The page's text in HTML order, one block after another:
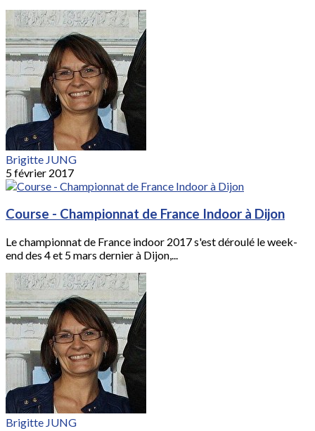
Brigitte JUNG
5 février 2017
Course - Championnat de France Indoor à Dijon
Le championnat de France indoor 2017 s'est déroulé le week-
end des 4 et 5 mars dernier à Dijon,...
Brigitte JUNG